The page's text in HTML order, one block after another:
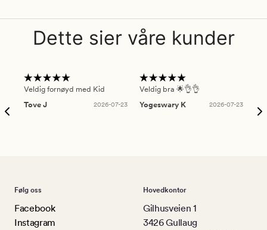
Dette sier våre kunder
Veldig fornøyd med Kid
Tove J
2026-07-23
Veldig bra 🌟👌👌
Yogeswary K
2026-07-23
Følg oss
Facebook
Instagram
Hovedkontor
Gilhusveien 1
3426 Gullaug